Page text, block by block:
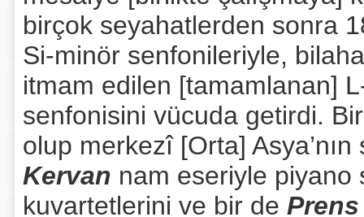
birçok seyahatlerden sonra
Si-minör senfonileriyle,
itmam edilen [tamamlanan]
senfonisini vücuda getirdi.
olup merkezî [Orta]
Kervan nam eseriyle piyano
kuvartetlerini ve bir de